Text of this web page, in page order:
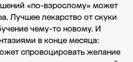
«по-взрослому» может
Лучшее лекарство от скуки
чему-то новому. И
в конце месяца:
спровоцировать желание